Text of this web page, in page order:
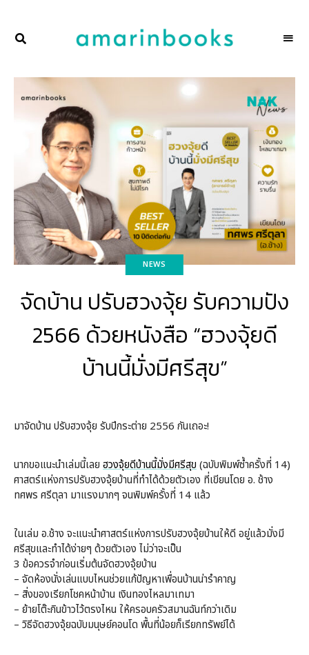
ผู้คน
อ่าน
โดย
amarinbooks
NEWS
จัดบ้าน ปรับฮวงจุ้ย รับความปัง
2566 ด้วยหนังสือ “ฮวงจุ้ยดี
บ้านนี้มั่งมีศรีสุข”
มาจัดบ้าน ปรับฮวงจุ้ย รับปีกระต่าย 2556 กันเถอะ!
นากขอแนะนำเล่มนี้เลย ฮวงจุ้ยดีบ้านนี้มั่งมีศรีสุข(ฉบับพิมพ์ซ้ำครั้งที่ 14)
ศาสตร์แห่งการปรับฮวงจุ้ยบ้านที่ทำได้ด้วยตัวเอง ที่เขียนโดย อ. ช้าง
ทศพร ศรีตุลา มาแรงมากๆ จนพิมพ์ครั้งที่ 14 แล้ว
ในเล่ม อ.ช้าง จะแนะนำศาสตร์แห่งการปรับฮวงจุ้ยบ้านให้ดี อยู่แล้วมั่งมี
ศรีสุขและทำได้ง่ายๆ ด้วยตัวเอง ไม่ว่าจะเป็น
3 ข้อควรจำก่อนเริ่มต้นจัดฮวงจุ้ยบ้าน
– จัดห้องนั่งเล่นแบบไหนช่วยแก้ปัญหาเพื่อนบ้านน่ารำคาญ
– สิ่งของเรียกโชคหน้าบ้าน เงินทองไหลมาเทมา
– ย้ายโต๊ะกินข้าวไว้ตรงไหน ให้ครอบครัวสมานฉันท์กว่าเดิม
– วิธีจัดฮวงจุ้ยฉบับมนุษย์คอนโด พื้นที่น้อยก็เรียกทรัพย์ได้